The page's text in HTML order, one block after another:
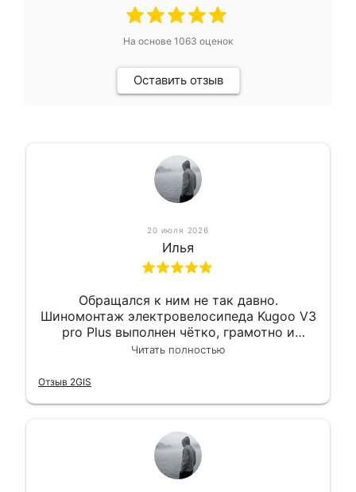
На основе 1063 оценок
Оставить отзыв
20 июля 2026
Илья
Обращался к ним не так давно.
Шиномонтаж электровелосипеда Kugoo V3
pro Plus выполнен чётко, грамотно и
квалифицированно. Всё сделано
Читать полностью
Отзыв 2GIS